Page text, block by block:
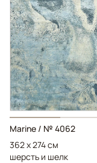
Marine / № 4062
362 x 274 см
шерсть и шелк